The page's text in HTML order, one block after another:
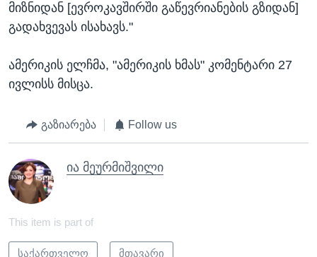
მიზნიდან [ევროკავშირში გაწევრიანების გზიდან]
გადახვევას ისახავს."
ამერიკის ელჩმა, "ამერიკის ხმას" კომენტარი 27
ივლისს მისცა.
გაზიარება Follow us
ია მეურმიშვილი
This item is part of
საქართველო მთავარი